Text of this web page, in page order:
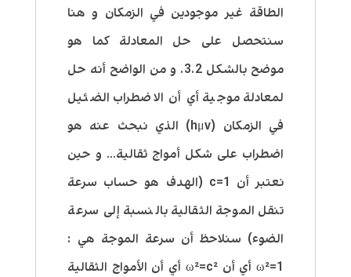
الطاقة غير موجودين في الزمكان و هنا
سنتحصل على حل المعادلة كما هو
موضح بالشكل 3.2. و من الواضح أنه حل
لمعادلة موجية أي أن الاضطراب الضئيل
في الزمكان (hμv) الذي نبحث عنه هو
اضطراب على شكل أمواج ثقالية… و حين
نعتبر أن c=1 (الهدف هو حساب سرعة
تنقل الموجة الثقالية بالنسبة إلى سرعة
الضوء) سنلاحظ أن سرعة الموجة هي :
ω²=1 أي أن ω²=c² أي أن الأمواج الثقالية